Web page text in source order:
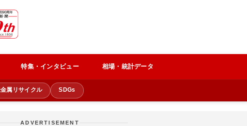
特集・インタビュー 相場・統計データ
属リサイクル SDGs
ADVERTISEMENT